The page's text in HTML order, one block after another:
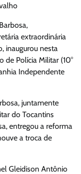
extraordinária
inaugurou nesta
de Polícia Militar (10°
Independente
juntamente
do Tocantins
entregou a reforma
a troca de
Gleidison Antônio